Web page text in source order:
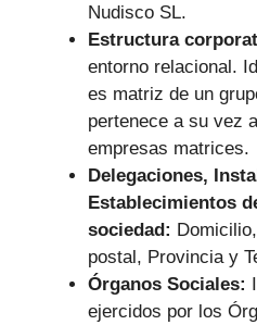
Nudisco SL.
Estructura
entorno relacional.
es matriz de un
pertenece a su vez
empresas matrices.
Delegaciones,
Establecimientos
sociedad:
postal, Provincia y
Órganos Sociales:
ejercidos por los